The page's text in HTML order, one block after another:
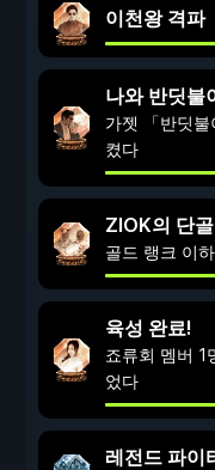
이천왕 격파
나와 반딧불
가젯 「반딧
켰다
ZIOK의 단
골드 랭크 이
육성 완료!
죠류회 멤버 1
었다
레전드 파이